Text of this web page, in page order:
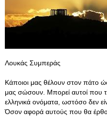
Λουκάς Συμπεράς
Κάποιοι μας θέλουν στον πάτο
μας σώσουν. Μπορεί αυτοί που
ελληνικά ονόματα, ωστόσο δεν
Όσον αφορά αυτούς που θα